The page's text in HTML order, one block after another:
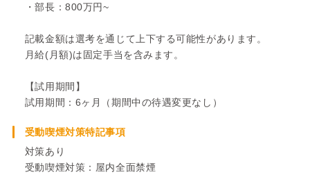
・部長：800万円~
記載金額は選考を通じて上下する可能性があります。
月給(月額)は固定手当を含みます。
【試用期間】
試用期間：6ヶ月（期間中の待遇変更なし）
受動喫煙対策特記事項
対策あり
受動喫煙対策：屋内全面禁煙